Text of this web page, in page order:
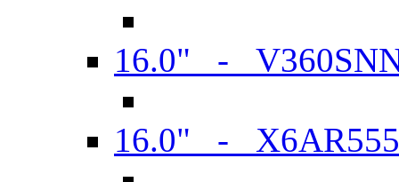
16.0" -
16.0" -